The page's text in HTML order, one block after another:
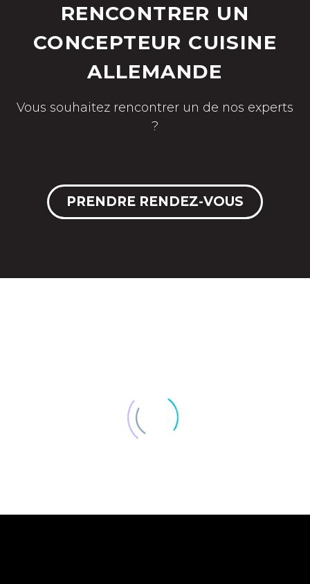
RENCONTRER UN
CONCEPTEUR CUISINE
ALLEMANDE
Vous souhaitez rencontrer un de nos experts
?
PRENDRE RENDEZ-VOUS